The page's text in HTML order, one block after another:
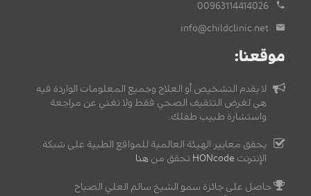
00963114414026
info@childclinic.net
موقعنا:
لا يقدم التشخيص أو العلاج وجميع المعلومات الواردة فيه
هي لغرض التثقيف الصحي فقط ولا تغني عن مراجعة
واستشارة طبيب طفلك.
يحقق معايير الهيئة العالمية للمواقع الطبية على شبكة
الإنترنت HONcode تحقق من هنا
حاصل على جائزة سمو الشيخ سالم العلي الصباح